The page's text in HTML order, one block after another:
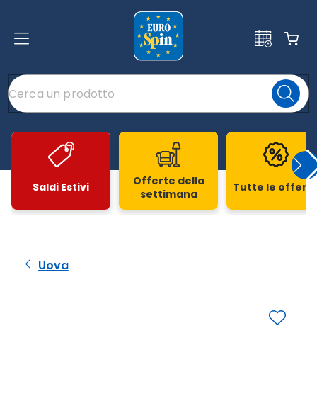
Saldi Estivi
Offerte della
settimana
Tutte le
Uova